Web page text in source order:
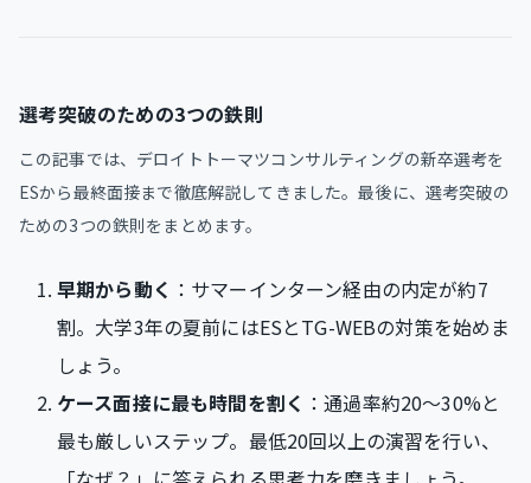
選考突破のための3つの鉄則
この記事では、デロイトトーマツコンサルティングの新卒選考を
ESから最終面接まで徹底解説してきました。最後に、選考突破の
ための3つの鉄則をまとめます。
早期から動く ：サマーインターン経由の内定が約7
割。大学3年の夏前にはESとTG-WEBの対策を始めま
しょう。
ケース面接に最も時間を割く ：通過率約20〜30%と
最も厳しいステップ。最低20回以上の演習を行い、